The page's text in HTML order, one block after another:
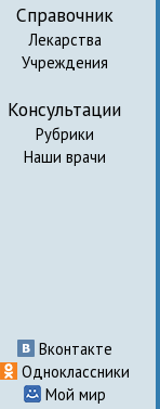
Справочник
Лекарства
Учреждения
Консультации
Рубрики
Наши врачи
Вконтакте
Одноклассники
Мой мир